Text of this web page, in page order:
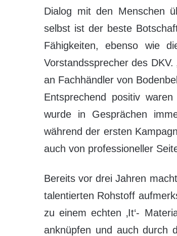
Dialog mit den Menschen
selbst ist der beste
Fähigkeiten, ebenso wie
Vorstandssprecher des
an Fachhändler von
Entsprechend positiv
wurde in Gesprächen
während der ersten
auch von professioneller
Bereits vor drei Jahren
talentierten Rohstoff
zu einem echten ‚It‘-
anknüpfen und auch durch